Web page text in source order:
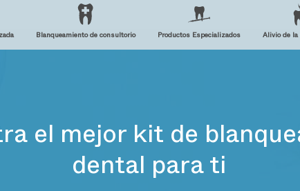
Blanqueamiento de consultorio Productos Especializados Alivio de
el mejor kit de
dental para ti